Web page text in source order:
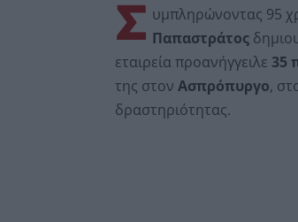
Σ υμπληρώνοντας 95
Παπαστράτος
εταιρεία προανήγγειλε 35
της στον Ασπρόπυργο,
δραστηριότητας.